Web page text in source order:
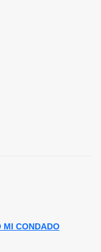
MI CONDADO